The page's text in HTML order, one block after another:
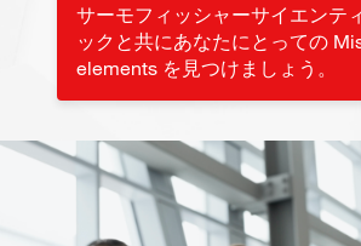
サーモフィッシャーサイエンテ
ックと共にあなたにとっての
elements を見つけましょう。